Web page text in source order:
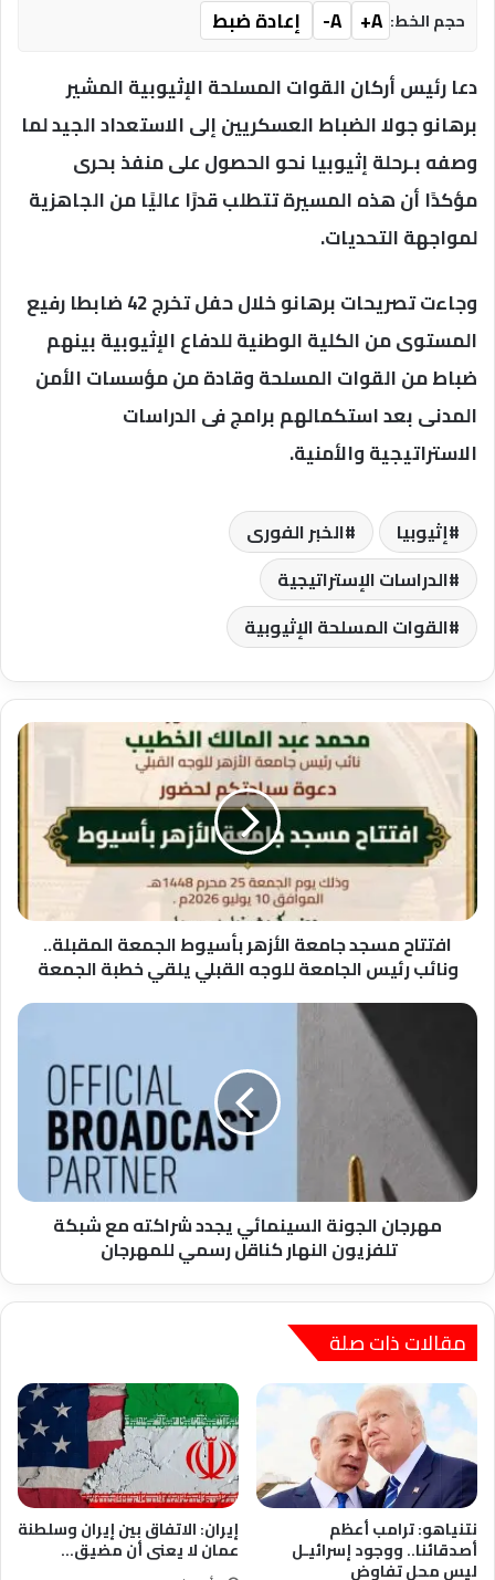
حجم الخط: A+
A-
إعادة ضبط
دعا رئيس أركان القوات المسلحة الإثيوبية المشير
برهانو جولا الضباط العسكريين إلى الاستعداد الجيد لما
وصفه بـرحلة إثيوبيا نحو الحصول على منفذ بحرى
مؤكدًا أن هذه المسيرة تتطلب قدرًا عاليًا من الجاهزية
لمواجهة التحديات.
وجاءت تصريحات برهانو خلال حفل تخرج 42 ضابطا رفيع
المستوى من الكلية الوطنية للدفاع الإثيوبية بينهم
ضباط من القوات المسلحة وقادة من مؤسسات الأمن
المدنى بعد استكمالهم برامج فى الدراسات
الاستراتيجية والأمنية.
إثيوبيا
الخبر الفورى
الدراسات الإستراتيجية
القوات المسلحة الإثيوبية
افتتاح
مسجد
جامعة
الأزهر
بأسيوط
الجمعة
المقبلة..
ونائب
رئيس
الجامعة
للوجه
القبلي
يلقي
افتتاح مسجد جامعة الأزهر بأسيوط الجمعة المقبلة..
ونائب رئيس الجامعة للوجه القبلي يلقي خطبة الجمعة
مهرجان
شبكة
تلفزيون
النهار
مهرجان الجونة السينمائي يجدد شراكته مع شبكة
تلفزيون النهار كناقل رسمي للمهرجان
مقالات ذات صلة
نتنياهو: ترامب أعظم
أصدقائنا.. ووجود إسرائيـل
ليس محل تفاوض
إيران: الاتفاق بين إيران وسلطنة
عمان لا يعنى أن مضيق…